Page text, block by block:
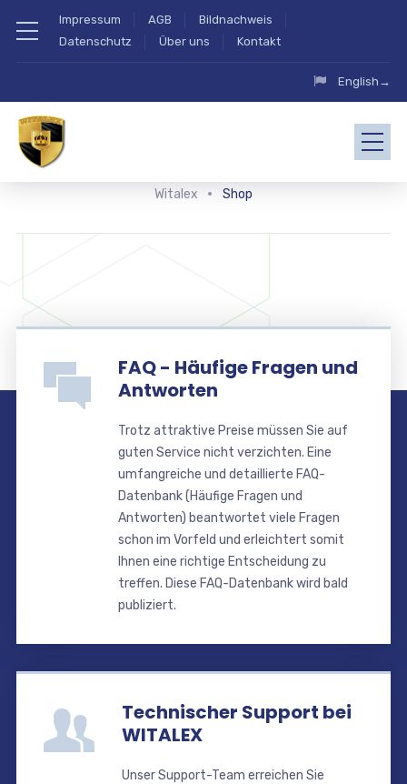
Impressum AGB
Bildnachweis
Datenschutz
Über uns Kontakt
English→
Witalex Shop
FAQ - Häufige Fragen und
Antworten
Trotz attraktive Preise müssen Sie auf
guten Service nicht verzichten. Eine
umfangreiche und detaillierte FAQ-
Datenbank (Häufige Fragen und
Antworten) beantwortet viele Fragen
schon im Vorfeld und erleichtert somit
Ihnen eine richtige Entscheidung zu
treffen. Diese FAQ-Datenbank wird bald
publiziert.
Technischer Support bei
WITALEX
Unser Support-Team erreichen Sie